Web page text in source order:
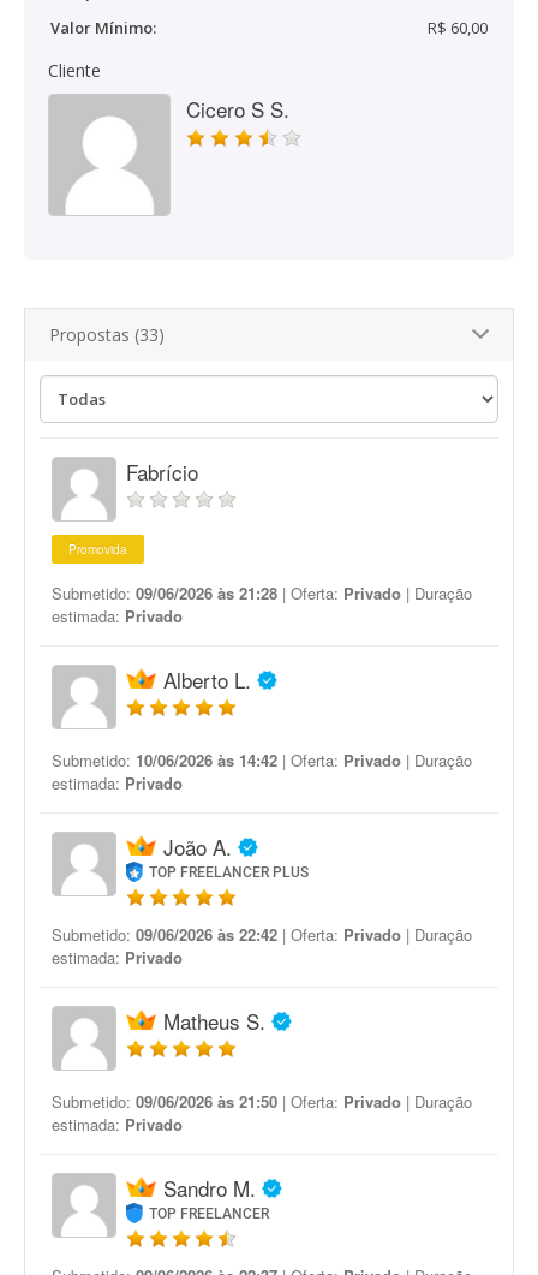
Valor Mínimo:
R$ 60,00
Cliente
Cicero S S.
Propostas (33)
Fabrício
Promovida
Submetido: 09/06/2026 às 21:28 | Oferta: Privado | Duração
estimada: Privado
Alberto L.
Submetido: 10/06/2026 às 14:42 | Oferta: Privado | Duração
estimada: Privado
João A.
TOP FREELANCER PLUS
Submetido: 09/06/2026 às 22:42 | Oferta: Privado | Duração
estimada: Privado
Matheus S.
Submetido: 09/06/2026 às 21:50 | Oferta: Privado | Duração
estimada: Privado
Sandro M.
TOP FREELANCER